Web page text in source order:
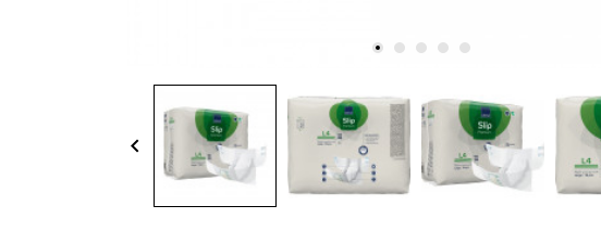
keyboard_arrow_left